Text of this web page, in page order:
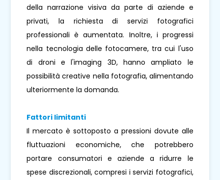
della narrazione visiva da parte di aziende e
privati, la richiesta di servizi fotografici
professionali è aumentata. Inoltre, i progressi
nella tecnologia delle fotocamere, tra cui l'uso
di droni e l'imaging 3D, hanno ampliato le
possibilità creative nella fotografia, alimentando
ulteriormente la domanda.
Fattori limitanti
Il mercato è sottoposto a pressioni dovute alle
fluttuazioni economiche, che potrebbero
portare consumatori e aziende a ridurre le
spese discrezionali, compresi i servizi fotografici,